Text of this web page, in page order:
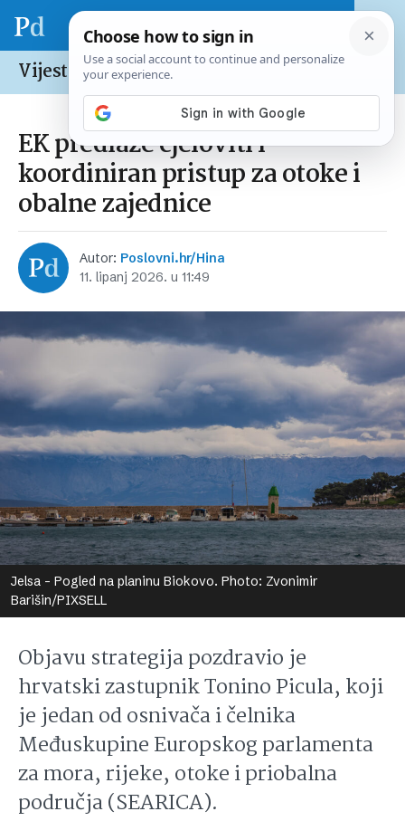
Vijesti /Europska unija
EK predlaže cjeloviti i
koordiniran pristup za otoke i
obalne zajednice
Autor: Poslovni.hr/Hina
11. lipanj 2026. u 11:49
Jelsa - Pogled na planinu Biokovo. Photo: Zvonimir
Barišin/PIXSELL
Objavu strategija pozdravio je
hrvatski zastupnik Tonino Picula, koji
je jedan od osnivača i čelnika
Međuskupine Europskog parlamenta
za mora, rijeke, otoke i priobalna
područja (SEARICA).